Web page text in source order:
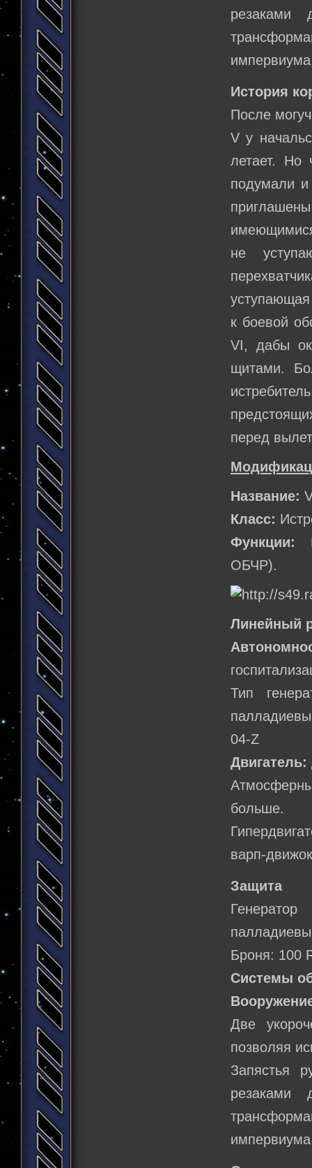
История
После
V у
летает. Но
подумали и
не
к боевой
VI, дабы
щитами.
перед
Название:
Класс:
Функции:
ОБЧР).
Линейный
Тип
04-Z
Двигатель:
больше.
варп-
Защита
Броня: 100
Системы
Две
позволяя
Запястья